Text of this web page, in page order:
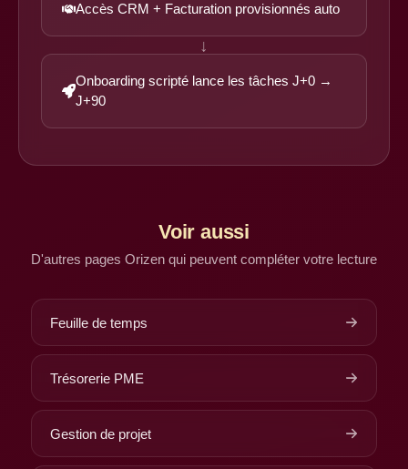
Accès CRM + Facturation provisionnés auto
↓
Onboarding scripté lance les tâches J+0 →
J+90
Voir aussi
D'autres pages Orizen qui peuvent compléter votre lecture
Feuille de temps
Trésorerie PME
Gestion de projet